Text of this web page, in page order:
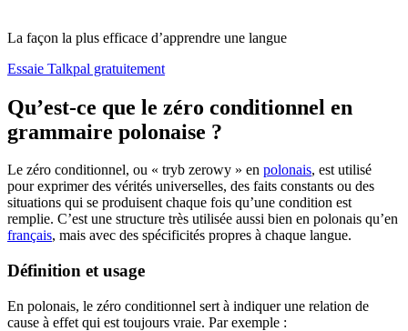
La façon la plus efficace d’apprendre une langue
Essaie Talkpal gratuitement
Qu’est-ce que le zéro conditionnel en
grammaire polonaise ?
Le zéro conditionnel, ou « tryb zerowy » en polonais, est utilisé
pour exprimer des vérités universelles, des faits constants ou des
situations qui se produisent chaque fois qu’une condition est
remplie. C’est une structure très utilisée aussi bien en polonais qu’en
français, mais avec des spécificités propres à chaque langue.
Définition et usage
En polonais, le zéro conditionnel sert à indiquer une relation de
cause à effet qui est toujours vraie. Par exemple :